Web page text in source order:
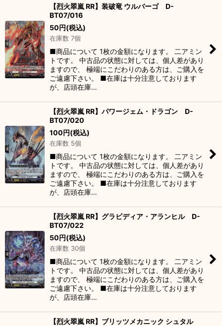
【烈火翠嵐 RR】装破竜 ウルバーゴ D-
BT07/016
50円(税込)
在庫数 7個
■商品について 1枚の金額になります。 二アミン
トです。 中古品の状態に対しては、個人差があり
ますので、 極端にこだわりのある方は、ご購入を
ご遠慮下さい。 ■在庫は十分注意しております
が、店頭在庫…
【烈火翠嵐 RR】パワージェム・ドラゴン D-
BT07/020
100円(税込)
在庫数 5個
■商品について 1枚の金額になります。 二アミン
トです。 中古品の状態に対しては、個人差があり
ますので、 極端にこだわりのある方は、ご購入を
ご遠慮下さい。 ■在庫は十分注意しております
が、店頭在庫…
【烈火翠嵐 RR】グラビディア・アランヒル D-
BT07/022
50円(税込)
在庫数 30個
■商品について 1枚の金額になります。 二アミン
トです。 中古品の状態に対しては、個人差があり
ますので、 極端にこだわりのある方は、ご購入を
ご遠慮下さい。 ■在庫は十分注意しております
が、店頭在庫…
【烈火翠嵐 RR】ブリッツメカニック シュタル